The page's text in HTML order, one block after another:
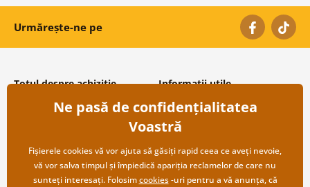
Urmărește-ne pe
Totul despre achiziție
Condiții și termeni generali
Protecția datelor personale
Transport și modalități de plată
Returnare
Informații utile
Despre noi
Întrebări frecvente
Contacte
Cooperare angro
Ne pasă de confidențialitatea
Voastră
Fișierele cookies vă vor ajuta să găsiți rapid ceea ce aveți nevoie,
vă vor salva timpul și împiedică apariția reclamelor de care nu
sunteți interesați. Folosimcookies-uri pentru a vă anunța, că